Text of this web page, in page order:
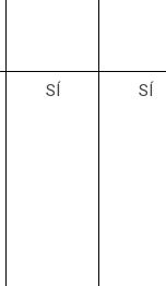
SÍ SÍ